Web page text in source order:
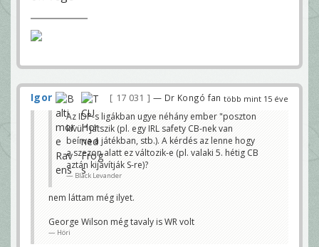
több mint 15 éve
Igor 17 031 — Dr Kongó fan
Az IDP-s ligákban ugye néhány ember "poszton
kívül" játszik (pl. egy IRL safety CB-nek van
beírva a játékban, stb.). A kérdés az lenne hogy
a szezon alatt ez változik-e (pl. valaki 5. hétig CB
aztán kijavítják S-re)?
Black Levander
nem láttam még ilyet.
George Wilson még tavaly is WR volt
Höri